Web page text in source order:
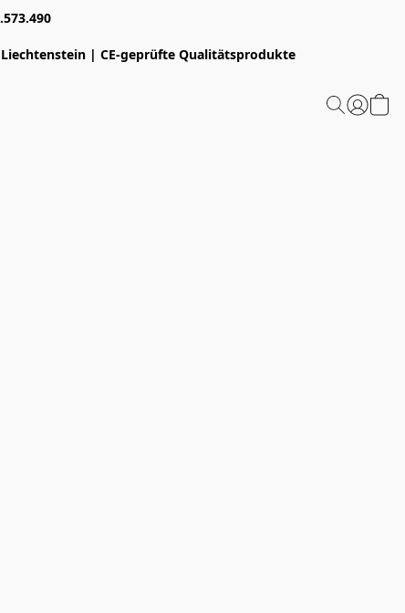
| CE-geprüfte Qualitätsprodukte